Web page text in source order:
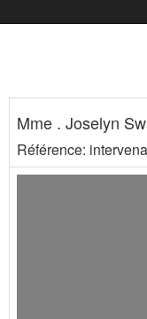
Mme . Joselyn
Référence: